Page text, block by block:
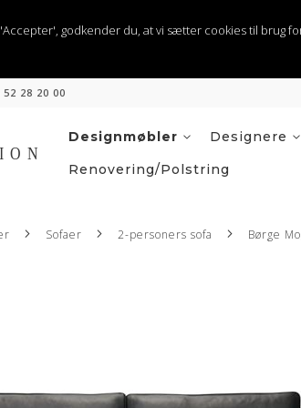
godkender du, at vi sætter cookies til brug
52 28 20 00
Designmøbler Designere
Renovering/Polstring
Sofaer 2-personers sofa Børge